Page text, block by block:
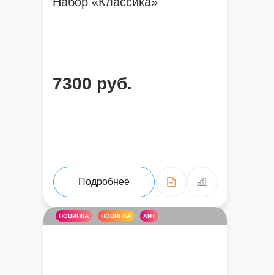
7300 руб.
Подробнее
НОВИНКА НОВИНКА ХИТ